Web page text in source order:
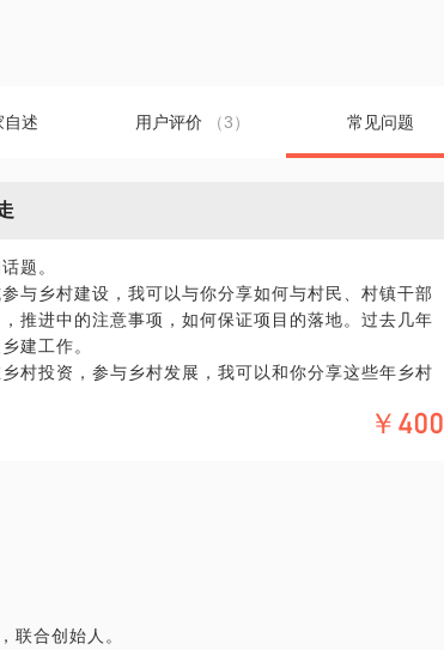
自述 用户评价 （3） 常见问题
题。
与乡村建设，我可以与你分享如何与村民、村镇干部
推进中的注意事项，如何保证项目的落地。过去几年
建工作。
村投资，参与乡村发展，我可以和你分享这些年乡村
，我也可以与你谈谈，讲讲这些年我见过、经历过的
￥400
联合创始人。